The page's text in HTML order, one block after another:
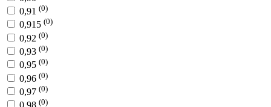
0,91 (0)
0,915 (0)
0,92 (0)
0,93 (0)
0,95 (0)
0,96 (0)
0,97 (0)
(0)